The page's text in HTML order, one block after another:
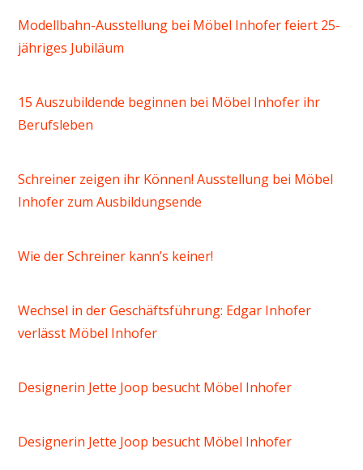
Modellbahn-Ausstellung bei Möbel Inhofer feiert 25-
jähriges Jubiläum
15 Auszubildende beginnen bei Möbel Inhofer ihr
Berufsleben
Schreiner zeigen ihr Können! Ausstellung bei Möbel
Inhofer zum Ausbildungsende
Wie der Schreiner kann’s keiner!
Wechsel in der Geschäftsführung: Edgar Inhofer
verlässt Möbel Inhofer
Designerin Jette Joop besucht Möbel Inhofer
Designerin Jette Joop besucht Möbel Inhofer